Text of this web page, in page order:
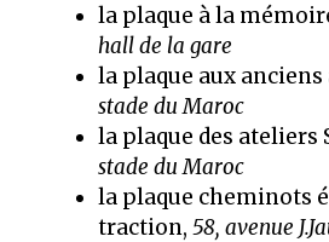
la plaque à la
hall de la gare
la plaque aux anciens
stade du Maroc
la plaque des ateliers
stade du Maroc
la plaque cheminots
traction, 58, avenue